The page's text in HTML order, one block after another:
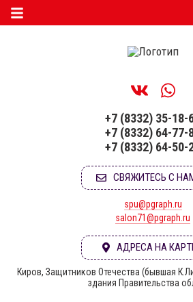
+7 (8332) 35-18-
+7 (8332) 64-77-
+7 (8332) 64-50-
СВЯЖИТЕСЬ С
spu@pgraph.ru
salon71@pgraph.ru
АДРЕСА НА
Киров, Защитников Отечества (бывшая
здания Правительства